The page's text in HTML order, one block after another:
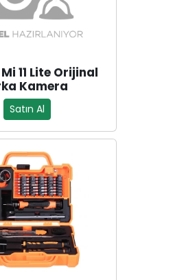
11 Lite Orijinal
Kamera
Satın Al